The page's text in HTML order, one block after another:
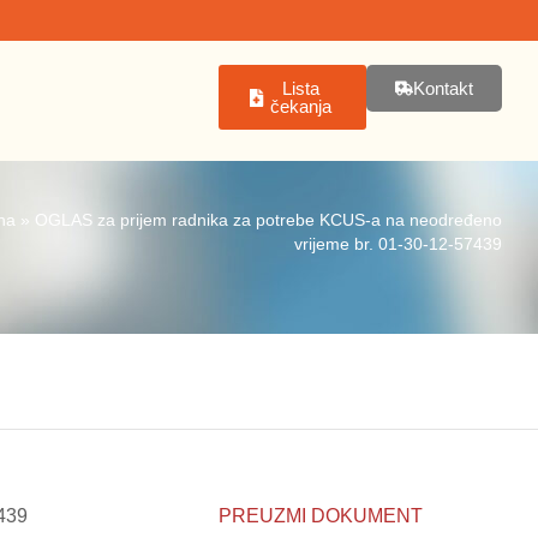
Lista
čekanja
Kontakt
» OGLAS za prijem radnika za potrebe KCUS-a na neodređeno
vrijeme br. 01-30-12-57439
PREUZMI DOKUMENT